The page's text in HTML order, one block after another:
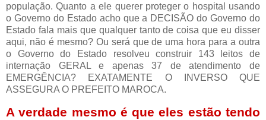
população. Quanto a ele querer proteger o hospital usando
o Governo do Estado acho que a DECISÃO do Governo do
Estado fala mais que qualquer tanto de coisa que eu disser
aqui, não é mesmo? Ou será que de uma hora para a outra
o Governo do Estado resolveu construir 143 leitos de
internação GERAL e apenas 37 de atendimento de
EMERGÊNCIA? EXATAMENTE O INVERSO QUE
ASSEGURA O PREFEITO MAROCA.
A verdade mesmo é que eles estão tendo